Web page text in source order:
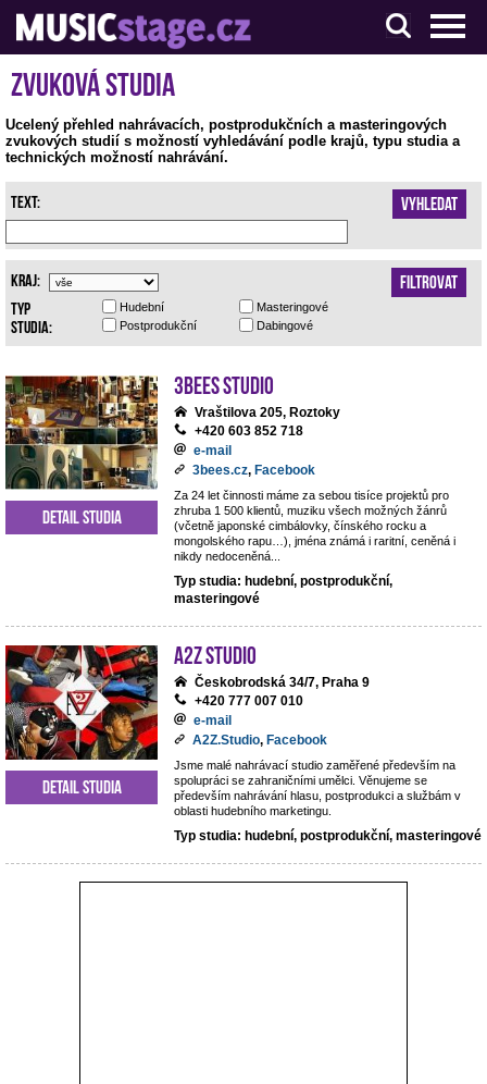
S muzikanty pro muzikanty
Zvuková studia
Ucelený přehled nahrávacích, postprodukčních a masteringových
zvukových studií s možností vyhledávání podle krajů, typu studia a
technických možností nahrávání.
Vyhledat
Text:
Filtrovat
Kraj:
Masteringové
Dabingové
Hudební
Postprodukční
Typ
studia:
3bees studio
Vraštilova 205, Roztoky
+420 603 852 718
e-mail
3bees.cz, Facebook
Za 24 let činnosti máme za sebou tisíce projektů pro
zhruba 1 500 klientů, muziku všech možných žánrů
(včetně japonské cimbálovky, čínského rocku a
mongolského rapu…), jména známá i raritní, ceněná i
nikdy nedoceněná...
Typ studia: hudební, postprodukční,
masteringové
Detail studia
A2Z Studio
Českobrodská 34/7, Praha 9
+420 777 007 010
e-mail
A2Z.Studio, Facebook
Jsme malé nahrávací studio zaměřené především na
spolupráci se zahraničními umělci. Věnujeme se
především nahrávání hlasu, postprodukci a službám v
oblasti hudebního marketingu.
Typ studia: hudební, postprodukční, masteringové
Detail studia